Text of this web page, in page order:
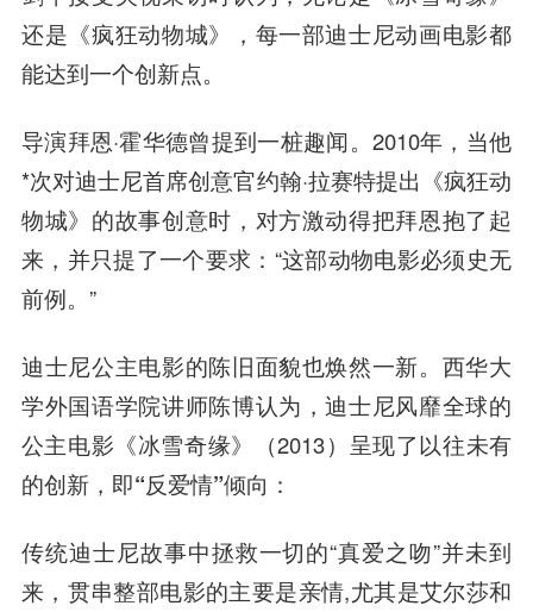
还是《疯狂动物城》，每一部迪士尼动画电影都
能达到一个创新点。
导演拜恩·霍华德曾提到一桩趣闻。2010年，当他
*次对迪士尼首席创意官约翰·拉赛特提出《疯狂动
物城》的故事创意时，对方激动得把拜恩抱了起
来，并只提了一个要求：“这部动物电影必须史无
前例。”
迪士尼公主电影的陈旧面貌也焕然一新。西华大
学外国语学院讲师陈博认为，迪士尼风靡全球的
公主电影《冰雪奇缘》（2013）呈现了以往未有
的创新， 即“反爱情”倾向 ：
传统迪士尼故事中拯救一切的“真爱之吻”并未到
来，贯串整部电影的主要是亲情,尤其是艾尔莎和